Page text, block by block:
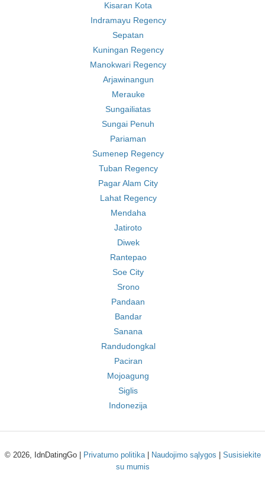
Kisaran Kota
Indramayu Regency
Sepatan
Kuningan Regency
Manokwari Regency
Arjawinangun
Merauke
Sungailiatas
Sungai Penuh
Pariaman
Sumenep Regency
Tuban Regency
Pagar Alam City
Lahat Regency
Mendaha
Jatiroto
Diwek
Rantepao
Soe City
Srono
Pandaan
Bandar
Sanana
Randudongkal
Paciran
Mojoagung
Siglis
Indonezija
© 2026, IdnDatingGo | Privatumo politika| Naudojimo sąlygos
Susisiekite
su mumis